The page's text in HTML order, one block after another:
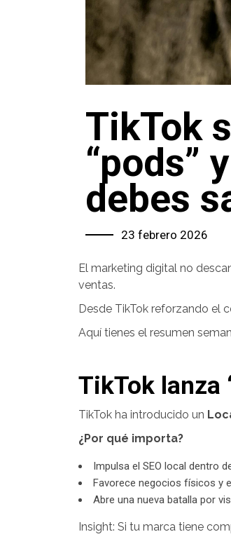
TikTok
“pods”
debes
23 febrero 2026
El marketing digital no
ventas.
Desde TikTok reforzando el
Aquí tienes el resumen
TikTok lanza
TikTok ha introducido un
¿Por qué importa?
Impulsa el SEO local dentro
Favorece negocios físicos y
Abre una nueva batalla por
Insight: Si tu marca tiene